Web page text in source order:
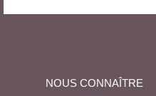
NOUS CONNAÎTRE